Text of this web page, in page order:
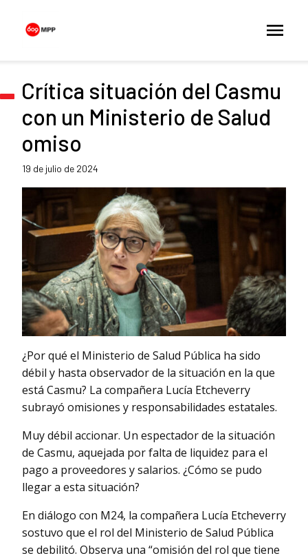
Crítica situación del Casmu
con un Ministerio de Salud
omiso
19 de julio de 2024
¿Por qué el Ministerio de Salud Pública ha sido
débil y hasta observador de la situación en la que
está Casmu? La compañera Lucía Etcheverry
subrayó omisiones y responsabilidades estatales.
Muy débil accionar. Un espectador de la situación
de Casmu, aquejada por falta de liquidez para el
pago a proveedores y salarios. ¿Cómo se pudo
llegar a esta situación?
En diálogo con M24, la compañera Lucía Etcheverry
sostuvo que el rol del Ministerio de Salud Pública
se debilitó. Observa una “omisión del rol que tiene